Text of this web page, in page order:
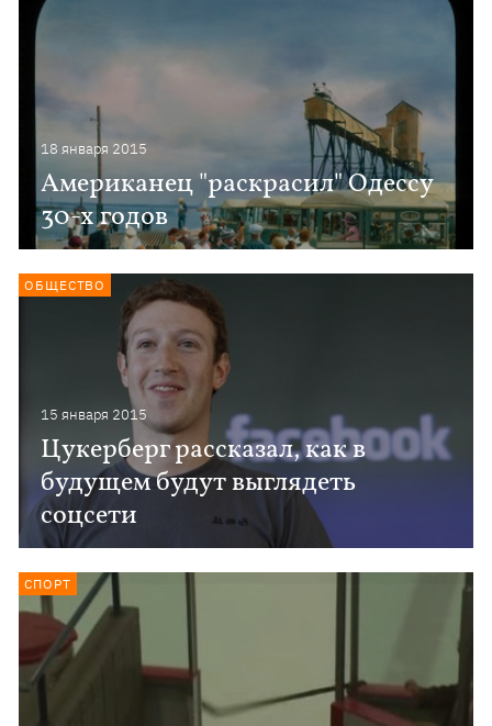
18 января 2015
Американец "раскрасил" Одессу
30-х годов
15 января 2015
Цукерберг рассказал, как в
будущем будут выглядеть
соцсети
ОБЩЕСТВО
СПОРТ